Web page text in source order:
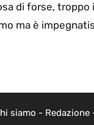
di forse,
ma è
siamo - Redazione